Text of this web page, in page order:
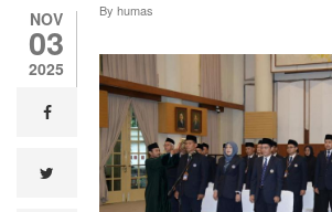
NOV
03
2025
facebook
By humas